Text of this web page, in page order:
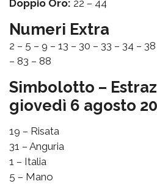
Doppio Oro: 22 – 44
Numeri Extra
2 – 5 – 9 – 13 – 30 – 33 – 34 –
– 83 – 88
Simbolotto –
giovedì 6 agosto
19 – Risata
31 – Anguria
1 – Italia
5 – Mano